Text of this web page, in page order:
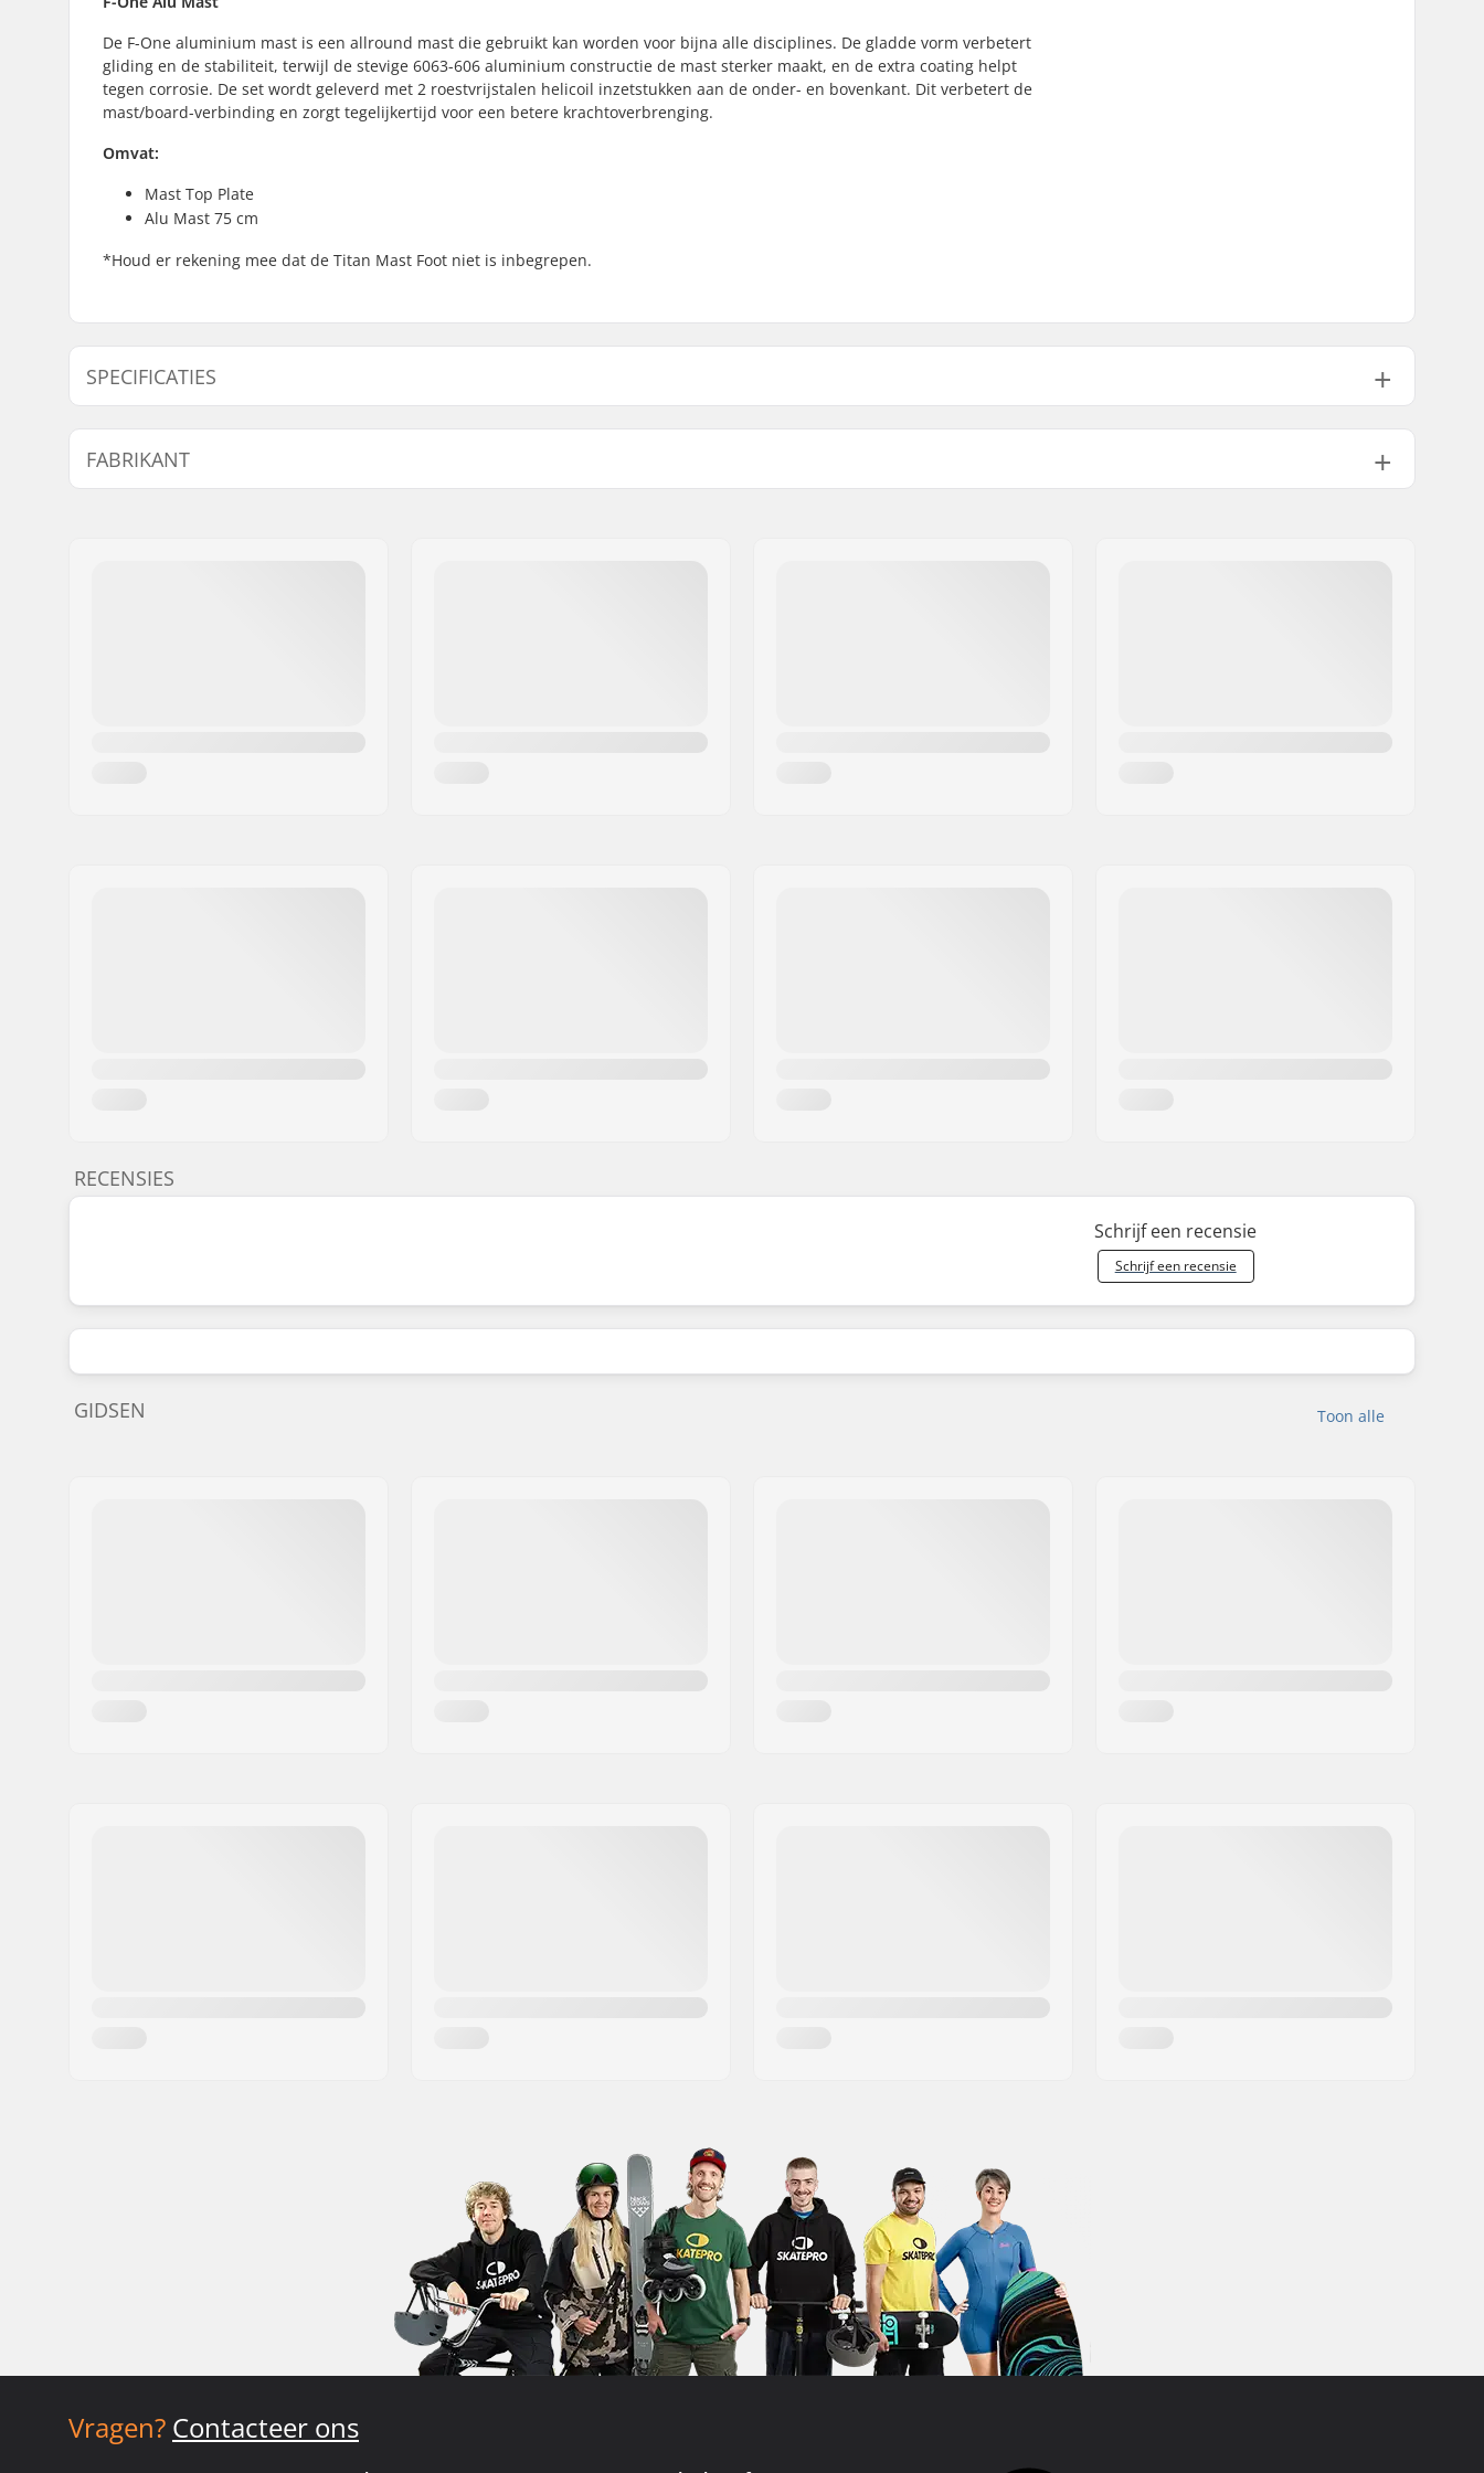
De F-One aluminium mast is een allround mast die gebruikt kan worden voor bijna alle disciplines. De gladde vorm verbetert
gliding en de stabiliteit, terwijl de stevige 6063-606 aluminium constructie de mast sterker maakt, en de extra coating helpt
tegen corrosie. De set wordt geleverd met 2 roestvrijstalen helicoil inzetstukken aan de onder- en bovenkant. Dit verbetert de
mast/board-verbinding en zorgt tegelijkertijd voor een betere krachtoverbrenging.
Omvat:
Mast Top Plate
Alu Mast 75 cm
*Houd er rekening mee dat de Titan Mast Foot niet is inbegrepen.
SPECIFICATIES
Skills: Beginner,Gemiddeld
Foil Board Type:
Mast Maat:
75 cm
Topmast Onderdelen:
Twin-Tracks
F-One Mast
FABRIKANT
RECENSIES
Schrijf een recensie
Schrijf een recensie
Toon alle
GIDSEN
Vragen? Contacteer ons